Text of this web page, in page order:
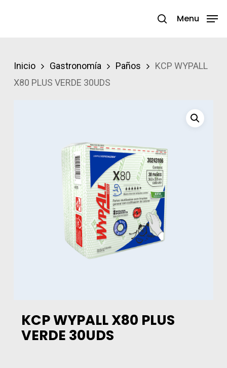
search
Menu
Inicio Gastronomía Paños
KCP WYPALL
X80 PLUS VERDE 30UDS
KCP WYPALL X80 PLUS
VERDE 30UDS